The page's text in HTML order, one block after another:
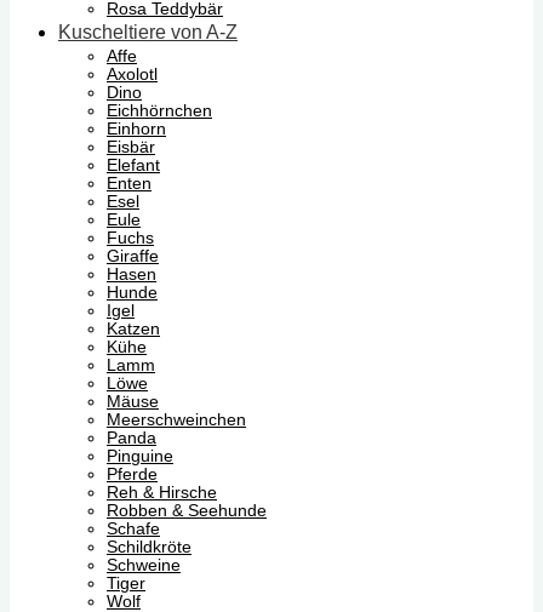
Rosa Teddybär
Kuscheltiere von A-Z
Affe
Axolotl
Dino
Eichhörnchen
Einhorn
Eisbär
Elefant
Enten
Esel
Eule
Fuchs
Giraffe
Hasen
Hunde
Igel
Katzen
Kühe
Lamm
Löwe
Mäuse
Meerschweinchen
Panda
Pinguine
Pferde
Reh & Hirsche
Robben & Seehunde
Schafe
Schildkröte
Schweine
Tiger
Wolf